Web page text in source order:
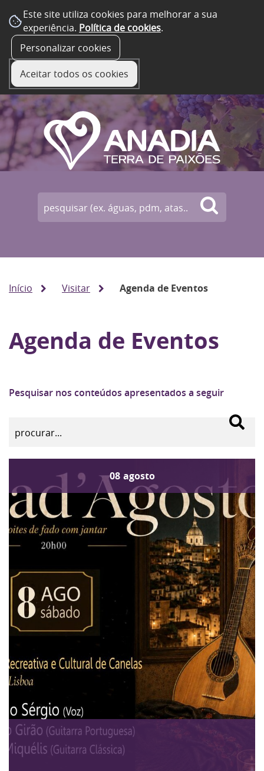
Este site utiliza cookies para melhorar a sua
experiência. Política de cookies.
Personalizar cookies
Aceitar todos os cookies
Início Visitar Agenda de Eventos
Agenda de Eventos
Pesquisar nos conteúdos apresentados a seguir
08 agosto